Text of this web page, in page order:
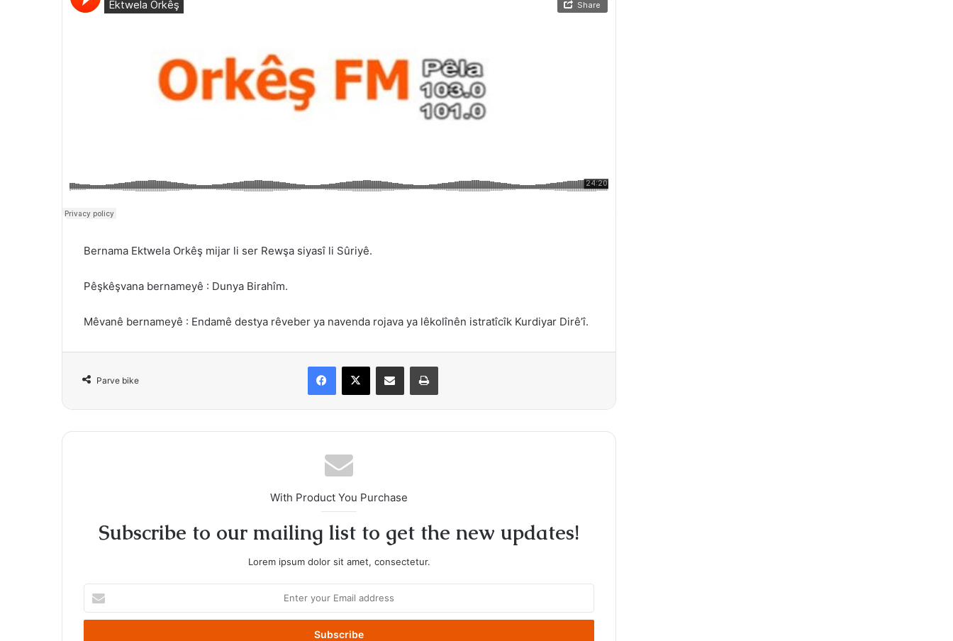
Bernama Ektwela Orkêş mijar li ser Rewşa siyasî li Sûriyê.
Pêşkêşvana bernameyê : Dunya Birahîm.
Mêvanê bernameyê : Endamê destya rêveber ya navenda rojava ya lêkolînên istratîcîk Kurdiyar Dirê’î.
Parve bike
Facebook
X Share via Email Print
With Product You Purchase
Subscribe to our mailing list to get the new updates!
Lorem ipsum dolor sit amet, consectetur.
your
Email